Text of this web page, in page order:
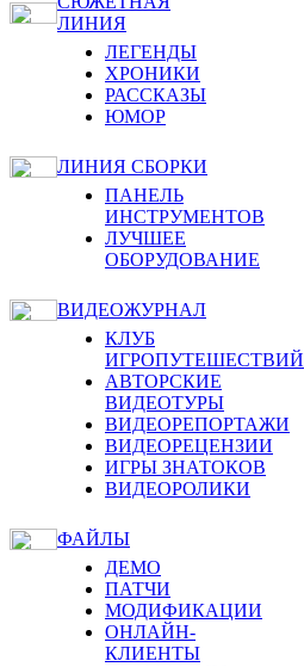
ЛИНИЯ
ЛЕГЕНДЫ
ХРОНИКИ
РАССКАЗЫ
ЮМОР
ЛИНИЯ СБОРКИ
ПАНЕЛЬ
ИНСТРУМЕНТОВ
ЛУЧШЕЕ
ОБОРУДОВАНИЕ
ВИДЕОЖУРНАЛ
КЛУБ
ИГРОПУТЕШЕСТВИЙ
АВТОРСКИЕ
ВИДЕОТУРЫ
ВИДЕОРЕПОРТАЖИ
ВИДЕОРЕЦЕНЗИИ
ИГРЫ ЗНАТОКОВ
ВИДЕОРОЛИКИ
ФАЙЛЫ
ДЕМО
ПАТЧИ
МОДИФИКАЦИИ
ОНЛАЙН-
КЛИЕНТЫ